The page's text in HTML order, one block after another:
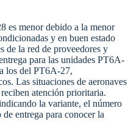
es menor debido a la menor
y en buen estado
de la red de proveedores y
para las unidades PT6A-
los del PT6A-27,
Las situaciones de aeronaves
atención prioritaria.
la variante, el número
entrega para conocer la